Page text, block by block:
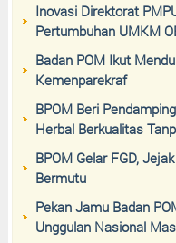
Inovasi Direktorat
Pertumbuhan UMKM
Badan POM Ikut
Kemenparekraf
BPOM Beri
Herbal Berkualitas
BPOM Gelar FGD,
Bermutu
Pekan Jamu Badan
Unggulan Nasional